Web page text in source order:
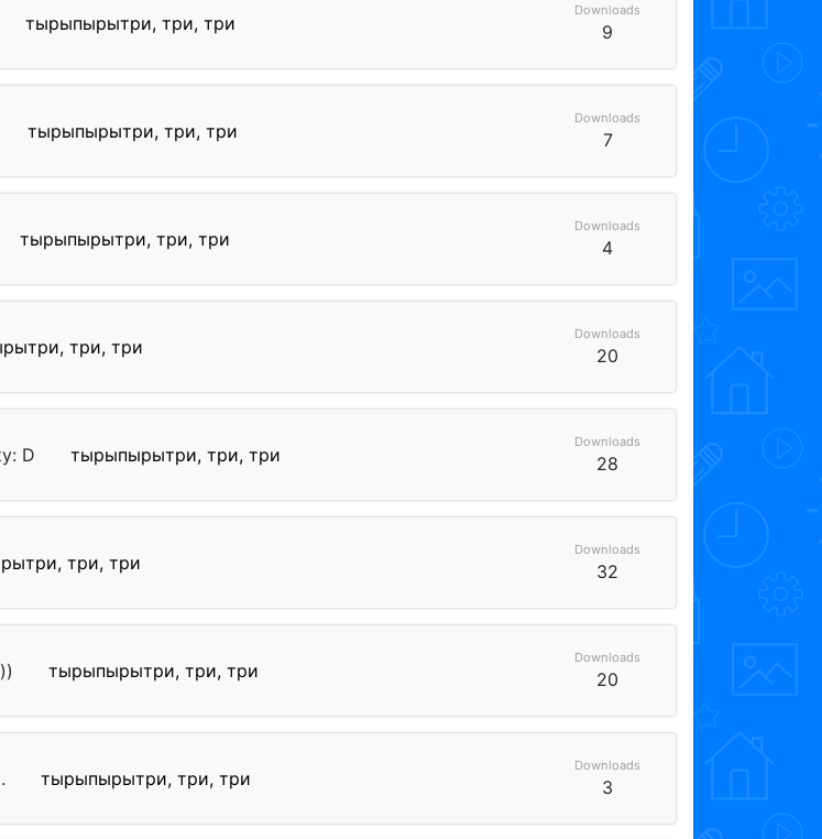
тырыпырытри, три, три
Downloads
9
тырыпырытри, три, три
Downloads
7
тырыпырытри, три, три
Downloads
4
три, три
Downloads
20
D тырыпырытри, три, три
Downloads
28
три, три
Downloads
32
тырыпырытри, три, три
Downloads
20
тырыпырытри, три, три
Downloads
3